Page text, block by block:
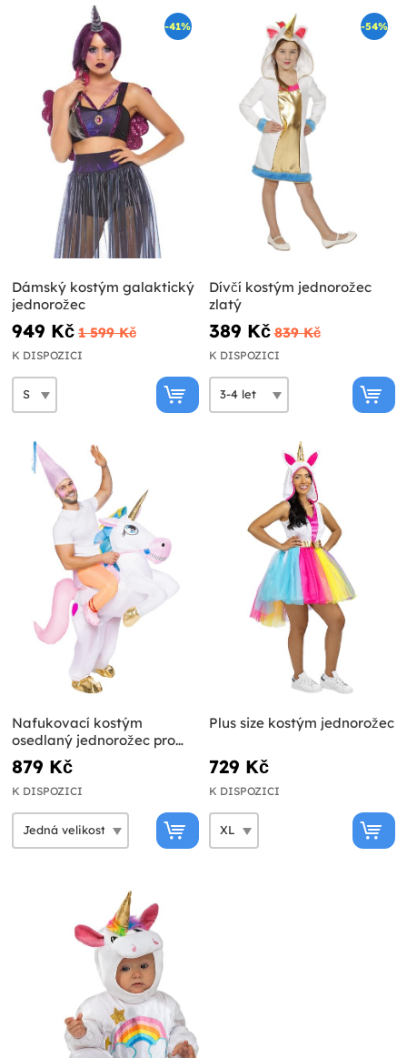
-41%
Dámský kostým galaktický
jednorožec
949 Kč 1 599 Kč
K DISPOZICI
-54%
Dívčí kostým jednorožec
zlatý
389 Kč 839 Kč
K DISPOZICI
Nafukovací kostým
osedlaný jednorožec pro
dospělé
879 Kč
K DISPOZICI
Plus size kostým jednorožec
729 Kč
K DISPOZICI